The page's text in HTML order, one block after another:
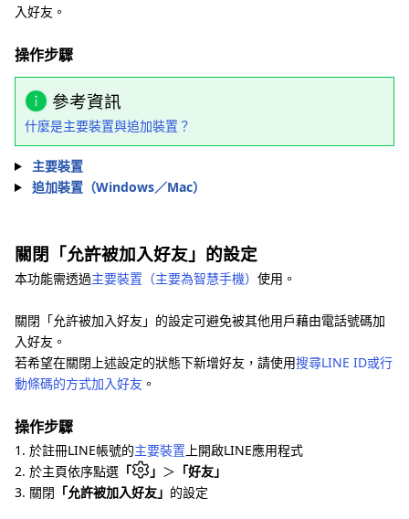
入好友。
操作步驟
參考資訊
什麼是主要裝置與追加裝置？
主要裝置
追加裝置（Windows／Mac）
關閉「允許被加入好友」的設定
本功能需透過主要裝置（主要為智慧手機） 使用。
關閉「允許被加入好友」的設定可避免被其他用戶藉由電話號碼加
入好友。
若希望在關閉上述設定的狀態下新增好友，請使用搜尋LINE ID或行
動條碼的方式加入好友 。
操作步驟
1. 於註冊LINE帳號的主要裝置 上開啟LINE應用程式
2. 於主頁依序點選 「 」 ＞ 「好友」
3. 關閉 「允許被加入好友」 的設定